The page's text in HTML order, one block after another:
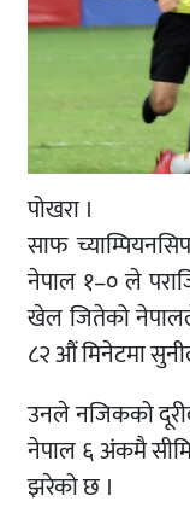
पोखरा ।
साफ
नेपाल १–० ले
खेल जितेको
८२ औं मिनेटमा
उनले नजिकको
नेपाल ६ अंकमै
झरेको छ ।